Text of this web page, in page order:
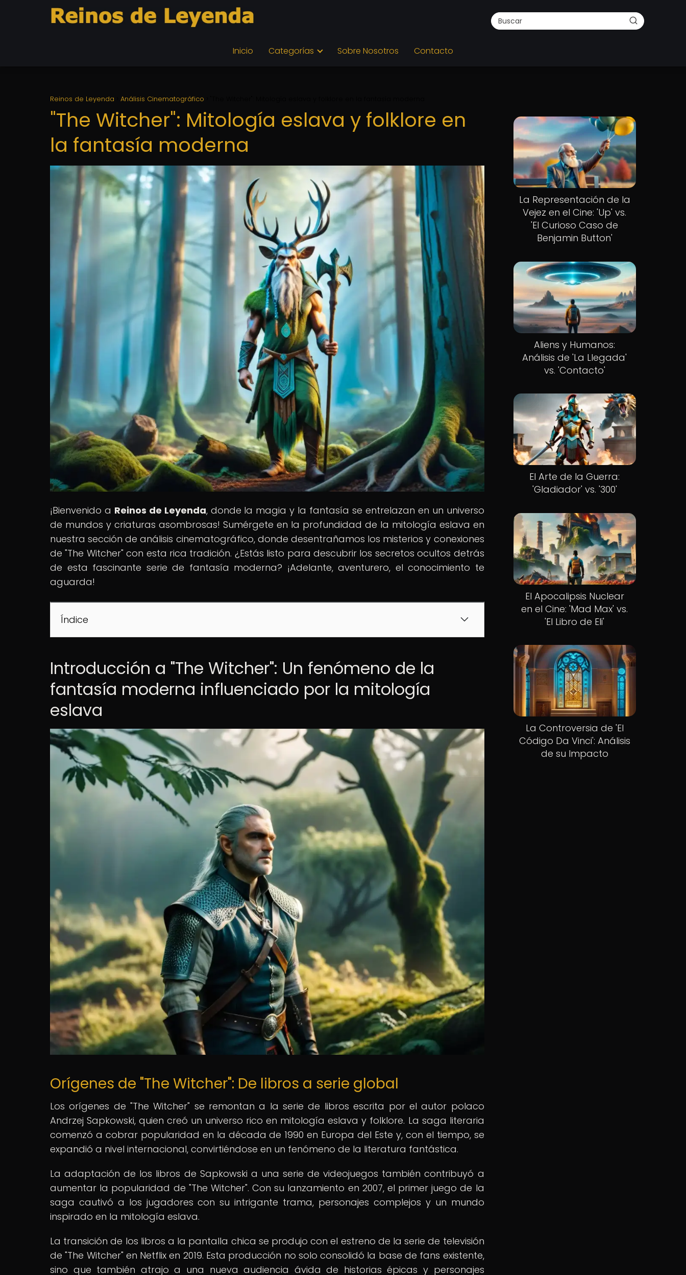
Inicio Categorías Sobre Nosotros Contacto
Reinos de Leyenda Análisis Cinematográfico
"The Witcher": Mitología eslava y folklore en
la fantasía moderna
¡Bienvenido a Reinos de Leyenda, donde la magia y la fantasía se entrelazan en un universo
de mundos y criaturas asombrosas! Sumérgete en la profundidad de la mitología eslava en
nuestra sección de análisis cinematográfico, donde desentrañamos los misterios y conexiones
de "The Witcher" con esta rica tradición. ¿Estás listo para descubrir los secretos ocultos detrás
de esta fascinante serie de fantasía moderna? ¡Adelante, aventurero, el conocimiento te
aguarda!
Índice
Introducción a "The Witcher": Un fenómeno de la
fantasía moderna influenciado por la mitología
eslava
Orígenes de "The Witcher": De libros a serie global
Los orígenes de "The Witcher" se remontan a la serie de libros escrita por el autor polaco
Andrzej Sapkowski, quien creó un universo rico en mitología eslava y folklore. La saga literaria
comenzó a cobrar popularidad en la década de 1990 en Europa del Este y, con el tiempo, se
expandió a nivel internacional, convirtiéndose en un fenómeno de la literatura fantástica.
La adaptación de los libros de Sapkowski a una serie de videojuegos también contribuyó a
aumentar la popularidad de "The Witcher". Con su lanzamiento en 2007, el primer juego de la
saga cautivó a los jugadores con su intrigante trama, personajes complejos y un mundo
inspirado en la mitología eslava.
La transición de los libros a la pantalla chica se produjo con el estreno de la serie de televisión
de "The Witcher" en Netflix en 2019. Esta producción no solo consolidó la base de fans existente,
sino que también atrajo a una nueva audiencia ávida de historias épicas y personajes
La Representación de la
Vejez en el Cine: 'Up' vs.
'El Curioso Caso de
Benjamin Button'
Aliens y Humanos:
Análisis de 'La Llegada'
vs. 'Contacto'
El Arte de la Guerra:
'Gladiador' vs. '300'
El Apocalipsis Nuclear
en el Cine: 'Mad Max' vs.
'El Libro de Eli'
La Controversia de 'El
Código Da Vinci': Análisis
de su Impacto